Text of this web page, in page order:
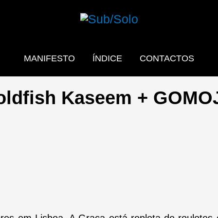
MANIFESTO ÍNDICE CONTACTOS
Kaseem +